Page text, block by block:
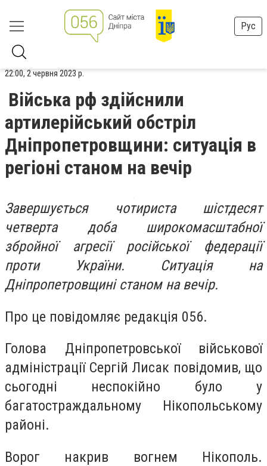
Рус
22:00, 2 червня 2023 р.
Війська рф здійснили
артилерійський обстріл
Дніпропетровщини: ситуація в
регіоні станом на вечір
Завершується чотириста шістдесят
четверта доба широкомасштабної
збройної агресії російської федерації
проти України. Ситуація на
Дніпропетровщині станом на вечір.
Про це повідомляє редакція 056.
Голова Дніпропетровської військової
адміністрації Сергій Лисак повідомив, що
сьогодні неспокійно було у
багатостраждальному Нікопольському
районі.
Ворог накрив вогнем Нікополь.